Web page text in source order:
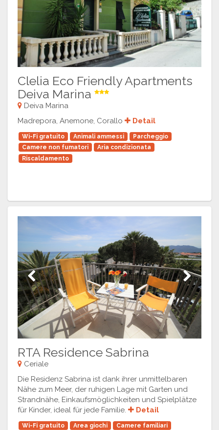
Clelia Eco Friendly Apartments
Deiva Marina
Deiva Marina
Madrepora, Anemone, Corallo
Detail
Wi-Fi gratuito Animali ammessi
Parcheggio
Camere non fumatori
Aria condizionata
Riscaldamento
Previous Next
RTA Residence Sabrina
Ceriale
Die Residenz Sabrina ist dank ihrer unmittelbaren
Nähe zum Meer, der ruhigen Lage mit Garten und
Strandnähe, Einkaufsmöglichkeiten und Spielplätze
für Kinder, ideal für jede Familie.
Detail
Wi-Fi gratuito Area giochi
Camere familiari